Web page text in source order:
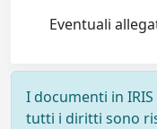
Eventuali
I documenti in
tutti i diritti sono